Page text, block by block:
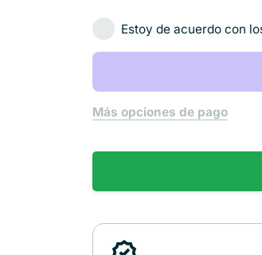
Estoy de acuerdo con
Más opciones de pago